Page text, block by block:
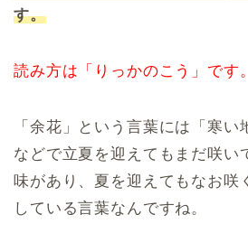
す。
読み方は「りっかのこう」です。
「余花」という言葉には「寒い
などで立夏を迎えてもまだ咲い
味があり、夏を迎えてもなお咲
している言葉なんですね。